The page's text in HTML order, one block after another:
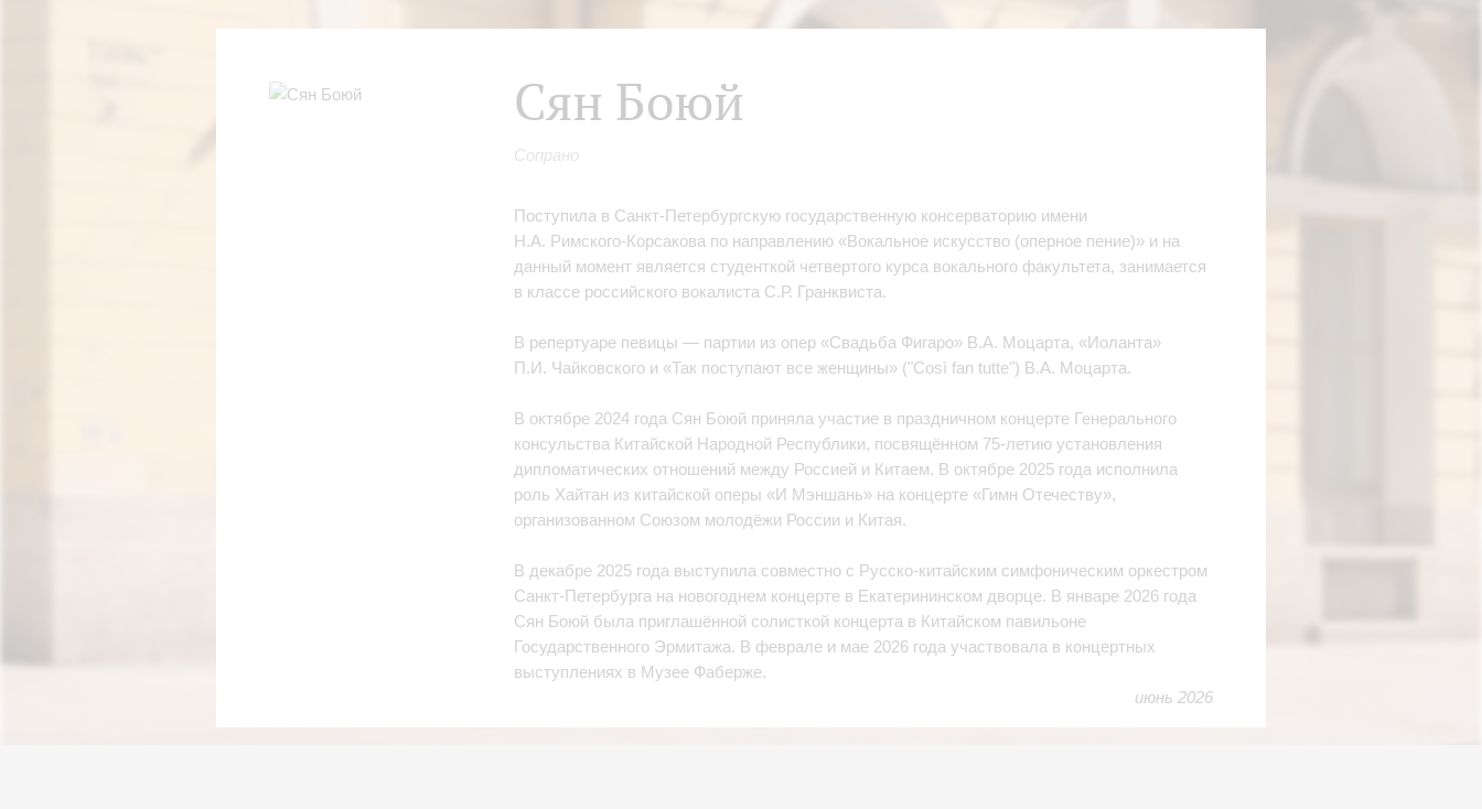
Сян Боюй
Сопрано
Поступила в Санкт‑Петербургскую государственную консерваторию имени
Н.А. Римского‑Корсакова по направлению «Вокальное искусство (оперное пение)» и на
данный момент является студенткой четвертого курса вокального факультета, занимается
в классе российского вокалиста С.Р. Гранквиста.
В репертуаре певицы — партии из опер «Свадьба Фигаро» В.А. Моцарта, «Иоланта»
П.И. Чайковского и «Так поступают все женщины» ("Così fan tutte") В.А. Моцарта.
В октябре 2024 года Сян Боюй приняла участие в праздничном концерте Генерального
консульства Китайской Народной Республики, посвящённом 75‑летию установления
дипломатических отношений между Россией и Китаем. В октябре 2025 года исполнила
роль Хайтан из китайской оперы «И Мэншань» на концерте «Гимн Отечеству»,
организованном Союзом молодёжи России и Китая.
В декабре 2025 года выступила совместно с Русско‑китайским симфоническим оркестром
Санкт‑Петербурга на новогоднем концерте в Екатерининском дворце. В январе 2026 года
Сян Боюй была приглашённой солисткой концерта в Китайском павильоне
Государственного Эрмитажа. В феврале и мае 2026 года участвовала в концертных
выступлениях в Музее Фаберже.
июнь 2026